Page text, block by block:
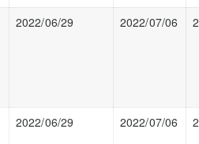
2022/06/29 2022/07/06
2022/06/29 2022/07/06